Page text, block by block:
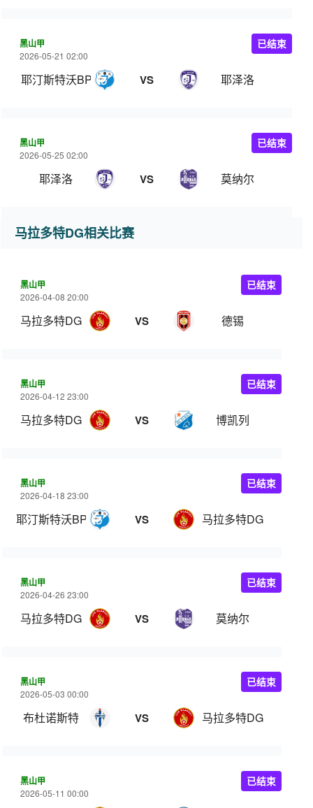
黑山甲
2026-05-21 02:00
耶汀斯特沃BP VS 耶泽洛
已结束
黑山甲
2026-05-25 02:00
耶泽洛 VS 莫纳尔
已结束
马拉多特DG相关比赛
黑山甲
2026-04-08 20:00
马拉多特DG VS 德锡
已结束
黑山甲
2026-04-12 23:00
马拉多特DG VS 博凯列
已结束
黑山甲
2026-04-18 23:00
耶汀斯特沃BP VS 马拉多特DG
已结束
黑山甲
2026-04-26 23:00
马拉多特DG VS 莫纳尔
已结束
黑山甲
2026-05-03 00:00
布杜诺斯特 VS 马拉多特DG
已结束
黑山甲
2026-05-11 00:00
已结束